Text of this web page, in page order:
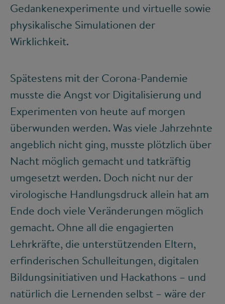
Gedankenexperimente und virtuelle sowie
physikalische Simulationen der
Wirklichkeit.
Spätestens mit der Corona-Pandemie
musste die Angst vor Digitalisierung und
Experimenten von heute auf morgen
überwunden werden. Was viele Jahrzehnte
angeblich nicht ging, musste plötzlich über
Nacht möglich gemacht und tatkräftig
umgesetzt werden. Doch nicht nur der
virologische Handlungsdruck allein hat am
Ende doch viele Veränderungen möglich
gemacht. Ohne all die engagierten
Lehrkräfte, die unterstützenden Eltern,
erfinderischen Schulleitungen, digitalen
Bildungsinitiativen und Hackathons – und
natürlich die Lernenden selbst – wäre der